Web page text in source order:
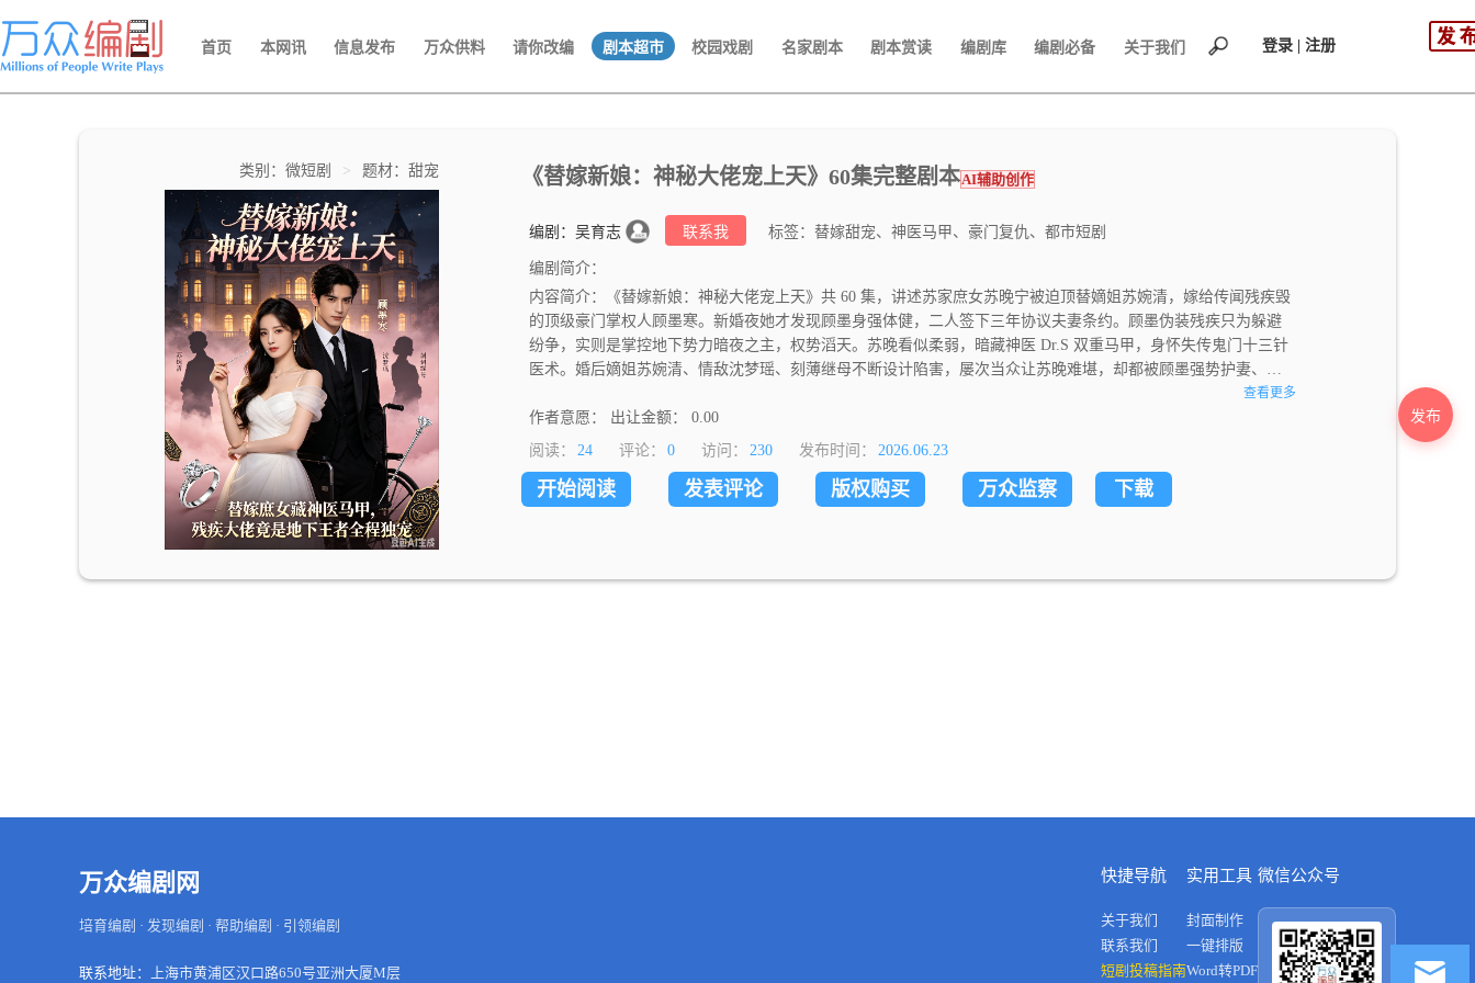
首页 本网讯 信息发布 万众供料 请你改编 剧本超市 校园戏剧 名家剧本 剧本赏读 编剧库 编剧必备 关于我们 登录 | 注册
发布
类别：微短剧 > 题材：甜宠 《替嫁新娘：神秘大佬宠上天》60集完整剧本AI辅助创作
编剧：吴育志 联系我 标签：替嫁甜宠、神医马甲、豪门复仇、都市短剧
编剧简介：
内容简介：《替嫁新娘：神秘大佬宠上天》共 60 集，讲述苏家庶女苏晚宁被迫顶替嫡姐苏婉清，嫁给传闻残疾毁
的顶级豪门掌权人顾墨寒。新婚夜她才发现顾墨身强体健，二人签下三年协议夫妻条约。顾墨伪装残疾只为躲避
纷争，实则是掌控地下势力暗夜之主，权势滔天。苏晚看似柔弱，暗藏神医 Dr.S 双重马甲，身怀失传鬼门十三针
医术。婚后嫡姐苏婉清、情敌沈梦瑶、刻薄继母不断设计陷害，屡次当众让苏晚难堪，却都被顾墨强势护妻、苏
晚凭智商医术逐一打脸。相处中两人渐生情愫，苏晚宁多次舍身救下顾墨，顾墨也为她扫清苏家、沈家所有障
碍。剧情层层揭开顾家家内斗、暗影阁敌对势力、顾墨身世等多重谜团，苏晚宁神医身份公开惊艳医学界。历经
绑架、刺杀、商战、家族大战等重重危机，二人携手粉碎所有阴谋，举办盛大婚礼，迎来龙凤胎，事业爱情双圆
查看更多
作者意愿： 出让金额： 0.00
阅读：
24 评论： 0 访问： 230 发布时间： 2026.06.23
开始阅读 发表评论 版权购买 万众监察 下载
万众编剧网
培育编剧 · 发现编剧 · 帮助编剧 · 引领编剧
联系地址： 上海市黄浦区汉口路650号亚洲大厦M层
快捷导航
关于我们
联系我们
短剧投稿指南
实用工具
封面制作
一键排版
Word转PDF
微信公众号